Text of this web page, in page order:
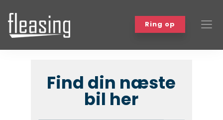
Ring op
Find din næste
bil her